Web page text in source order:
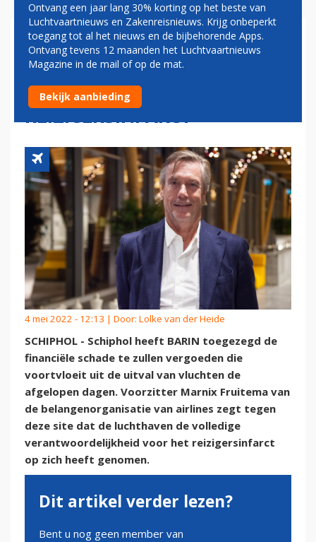
SCHIPHOL ZEGT TOE
AIRLINES SCHADELOOS TE
STELLEN VOOR
REIZIGERSINFARCT
4 mei 2022 - 12:13 | Door: Lolke van der Heide
SCHIPHOL - Schiphol heeft BARIN toegezegd de
financiële schade te zullen vergoeden die
voortvloeit uit de uitval van vluchten de
afgelopen dagen. Voorzitter Marnix Fruitema van
de belangenorganisatie van airlines zegt tegen
deze site dat de luchthaven de volledige
verantwoordelijkheid voor het reizigersinfarct
op zich heeft genomen.
Dit artikel verder lezen?
Bent u nog geen member van
Ontvang een jaar lang 30% korting op het beste van
Luchtvaartnieuws en Zakenreisnieuws. Krijg onbeperkt
toegang tot al het nieuws en de bijbehorende Apps.
Ontvang tevens 12 maanden het Luchtvaartnieuws
Magazine in de mail of op de mat.
Bekijk aanbieding